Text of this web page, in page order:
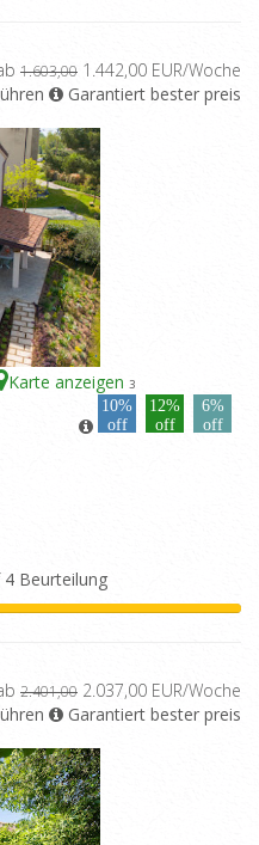
1.603,00 1.442,00 EUR/Woche
Garantiert bester preis
Karte anzeigen 3
10%
off
12%
off
6%
off
Beurteilung
2.401,00 2.037,00 EUR/Woche
Garantiert bester preis